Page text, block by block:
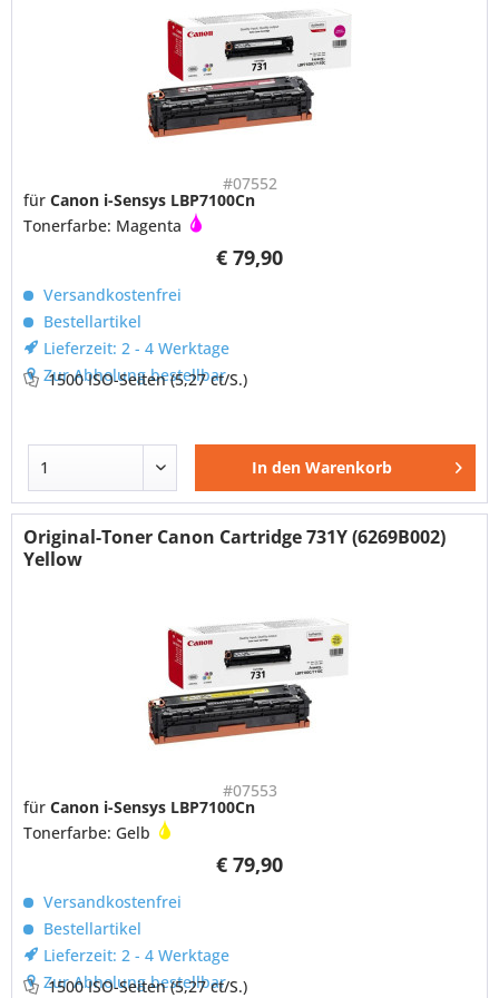
#07552
€ 79,90
fürCanon i-Sensys LBP7100Cn
Tonerfarbe: Magenta
Versandkostenfrei
Bestellartikel
Lieferzeit: 2 - 4 Werktage
Zur Abholung bestellbar
1500 ISO-Seiten(5,27 ct/S.)
In den Warenkorb
Original-Toner Canon Cartridge 731Y (6269B002)
Yellow
#07553
€ 79,90
fürCanon i-Sensys LBP7100Cn
Tonerfarbe: Gelb
Versandkostenfrei
Bestellartikel
Lieferzeit: 2 - 4 Werktage
Zur Abholung bestellbar
1500 ISO-Seiten(5,27 ct/S.)